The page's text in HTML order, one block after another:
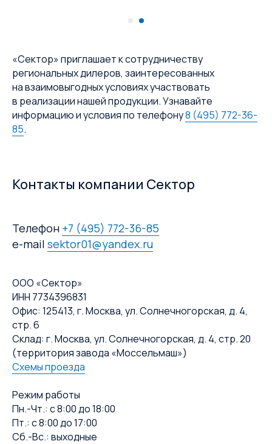
«Сектор» приглашает к сотрудничеству
региональных дилеров, заинтересованных
на взаимовыгодных условиях участвовать
в реализации нашей продукции. Узнавайте
информацию и условия по телефону8 (495) 772-36-
85.
Контакты компании Сектор
Телефон +7 (495) 772-36-85
e-mail sektor01@yandex.ru
ООО «Сектор»
ИНН 7734396831
Офис: 125413, г. Москва, ул. Солнечногорская, д. 4,
стр. 6
Склад: г. Москва, ул. Солнечногорская, д. 4, стр. 20
(территория завода «Моссельмаш»)
Схемы проезда
Режим работы
Пн.-Чт.: с 8:00 до 18:00
Пт.: с 8:00 до 17:00
Сб.-Вс.: выходные